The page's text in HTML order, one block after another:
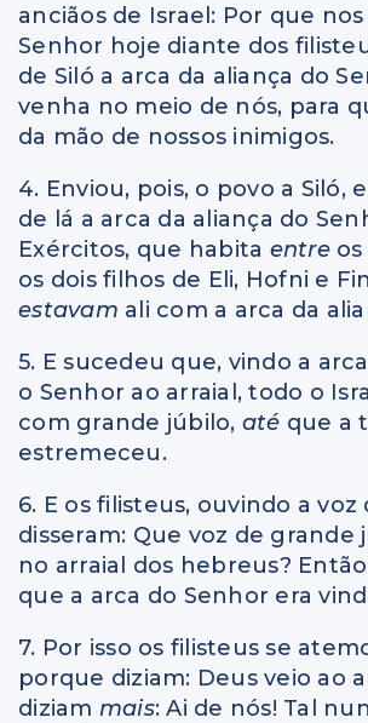
anciãos de Israel: Por que
Senhor hoje diante dos
de Siló a arca da aliança do
venha no meio de nós, para
da mão de nossos inimigos.
4. Enviou, pois, o povo a Siló,
de lá a arca da aliança do
Exércitos, que habita entre
os dois filhos de Eli, Hofni e
estavam ali com a arca da
5. E sucedeu que, vindo a
o Senhor ao arraial, todo o
com grande júbilo, até que a
estremeceu.
6. E os filisteus, ouvindo a voz
disseram: Que voz de grande
no arraial dos hebreus?
que a arca do Senhor era
7. Por isso os filisteus se
porque diziam: Deus veio ao
diziam mais: Ai de nós! Tal